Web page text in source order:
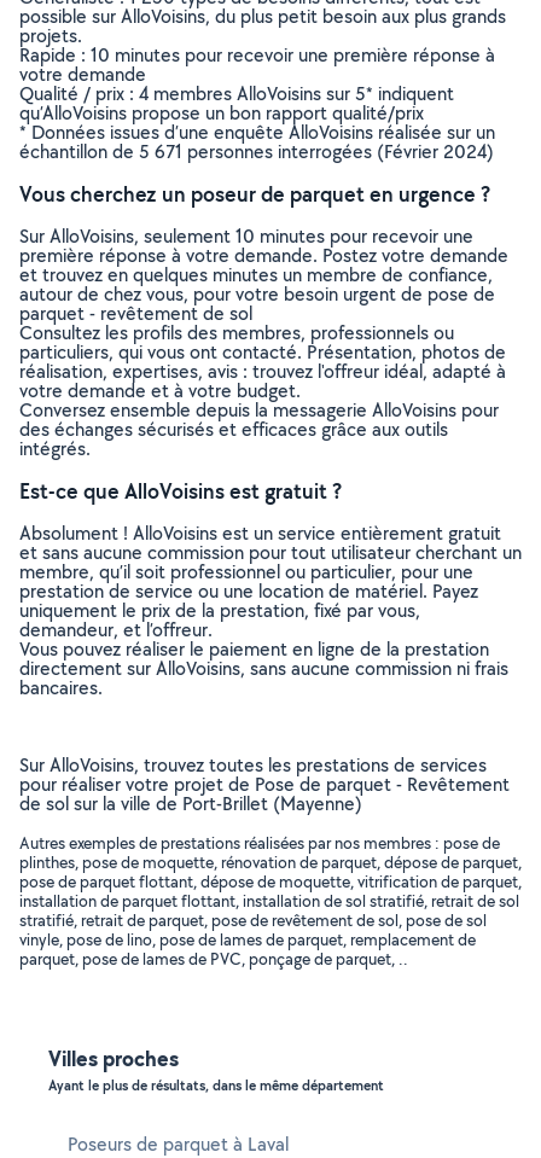
possible sur AlloVoisins, du plus petit besoin aux plus grands
projets.
Rapide : 10 minutes pour recevoir une première réponse à
votre demande
Qualité / prix : 4 membres AlloVoisins sur 5* indiquent
qu’AlloVoisins propose un bon rapport qualité/prix
* Données issues d’une enquête AlloVoisins réalisée sur un
échantillon de 5 671 personnes interrogées (Février 2024)
Vous cherchez un poseur de parquet en urgence ?
Sur AlloVoisins, seulement 10 minutes pour recevoir une
première réponse à votre demande. Postez votre demande
et trouvez en quelques minutes un membre de confiance,
autour de chez vous, pour votre besoin urgent de pose de
parquet - revêtement de sol
Consultez les profils des membres, professionnels ou
particuliers, qui vous ont contacté. Présentation, photos de
réalisation, expertises, avis : trouvez l'offreur idéal, adapté à
votre demande et à votre budget.
Conversez ensemble depuis la messagerie AlloVoisins pour
des échanges sécurisés et efficaces grâce aux outils
intégrés.
Est-ce que AlloVoisins est gratuit ?
Absolument ! AlloVoisins est un service entièrement gratuit
et sans aucune commission pour tout utilisateur cherchant un
membre, qu’il soit professionnel ou particulier, pour une
prestation de service ou une location de matériel. Payez
uniquement le prix de la prestation, fixé par vous,
demandeur, et l’offreur.
Vous pouvez réaliser le paiement en ligne de la prestation
directement sur AlloVoisins, sans aucune commission ni frais
bancaires.
Sur AlloVoisins, trouvez toutes les prestations de services
pour réaliser votre projet de Pose de parquet - Revêtement
de sol sur la ville de Port-Brillet (Mayenne)
Autres exemples de prestations réalisées par nos membres : pose de
plinthes, pose de moquette, rénovation de parquet, dépose de parquet,
pose de parquet flottant, dépose de moquette, vitrification de parquet,
installation de parquet flottant, installation de sol stratifié, retrait de sol
stratifié, retrait de parquet, pose de revêtement de sol, pose de sol
vinyle, pose de lino, pose de lames de parquet, remplacement de
parquet, pose de lames de PVC, ponçage de parquet, ..
Villes proches
Ayant le plus de résultats, dans le même département
Poseurs de parquet à Laval